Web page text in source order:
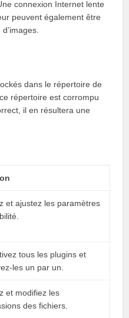
connexion Internet lente
peuvent également être
dans le répertoire de
répertoire est corrompu
il en résultera une
et ajustez les paramètres
tous les plugins et
les un par un.
et modifiez les
des fichiers.